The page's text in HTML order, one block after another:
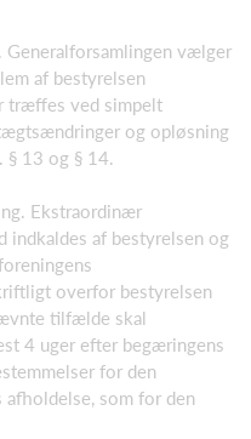
Generalforsamlingen vælger
af bestyrelsen
træffes ved simpelt
og opløsning
13 og § 14.
Ekstraordinær
indkaldes af bestyrelsen og
overfor bestyrelsen
tilfælde skal
4 uger efter begæringens
for den
som for den